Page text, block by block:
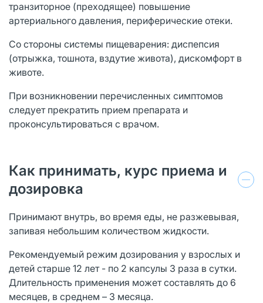
транзиторное (преходящее) повышение
артериального давления, периферические отеки.
Со стороны системы пищеварения: диспепсия
(отрыжка, тошнота, вздутие живота), дискомфорт в
животе.
При возникновении перечисленных симптомов
следует прекратить прием препарата и
проконсультироваться с врачом.
Как принимать, курс приема и
дозировка
Принимают внутрь, во время еды, не разжевывая,
запивая небольшим количеством жидкости.
Рекомендуемый режим дозирования у взрослых и
детей старше 12 лет - по 2 капсулы 3 раза в сутки.
Длительность применения может составлять до 6
месяцев, в среднем – 3 месяца.